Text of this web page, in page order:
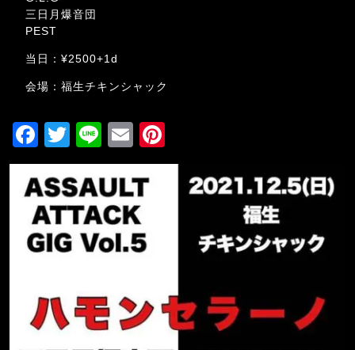
三日月爆音団
PEST
当日：¥2500+1d
会場：福生チキンシャック
F
a
c
e
b
o
k
T
wi
tt
er
Li
n
e
E
m
ai
l
nt
er